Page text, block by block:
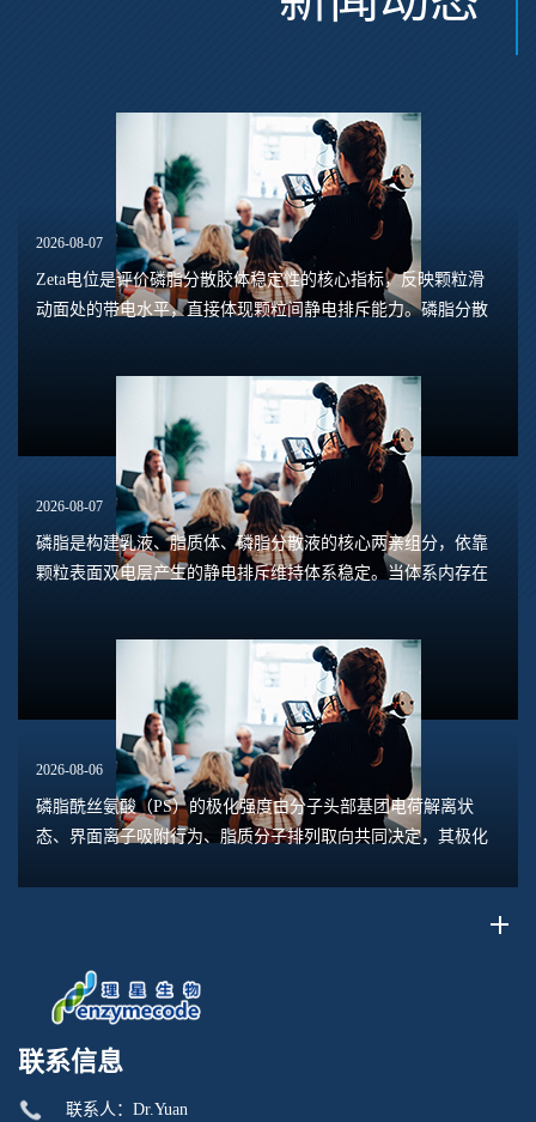
2026-08-07
Zeta电位是评价磷脂分散胶体稳定性的核心指标，反映颗粒滑
动面处的带电水平，直接体现颗粒间静电排斥能力。磷脂分散
2026-08-07
磷脂是构建乳液、脂质体、磷脂分散液的核心两亲组分，依靠
颗粒表面双电层产生的静电排斥维持体系稳定。当体系内存在
2026-08-06
磷脂酰丝氨酸（PS）的极化强度由分子头部基团电荷解离状
态、界面离子吸附行为、脂质分子排列取向共同决定，其极化
联系信息
联系人：Dr.Yuan